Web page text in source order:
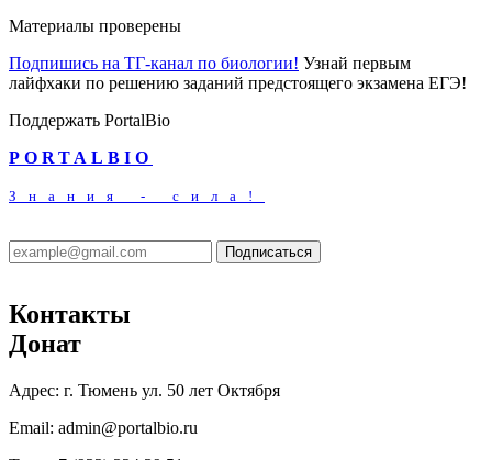
Материалы проверены
Подпишись на ТГ-канал по биологии! Узнай первым
лайфхаки по решению заданий предстоящего экзамена ЕГЭ!
Поддержать PortalBio
PORTALBIO
Знания - сила!
Подписаться
Контакты
Донат
Адрес: г. Тюмень ул. 50 лет Октября
Email: admin@portalbio.ru